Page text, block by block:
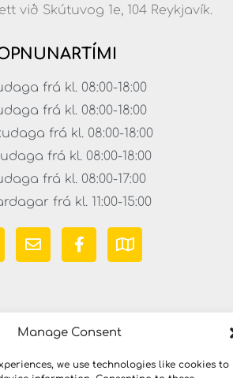
Manage Consent
we use technologies like cookies to
við Skútuvog 1e, 104 Reykjavík.
frá kl. 08:00-18:00
frá kl. 08:00-18:00
frá kl. 08:00-18:00
frá kl. 08:00-18:00
frá kl. 08:00-17:00
frá kl. 11:00-15:00
LYKILLAUSNIR. Öll réttindi áskilin